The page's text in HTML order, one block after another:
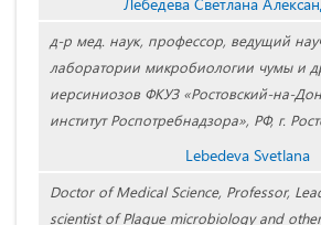
Лебедева Светлана
д-р мед. наук, профессор, ведущий
лаборатории микробиологии чумы и
иерсиниозов ФКУЗ «Ростовский-на-
институт Роспотребнадзора», РФ, г.
Lebedeva Svetlana
Doctor of Medical Science, Professor,
scientist of Plague microbiology and